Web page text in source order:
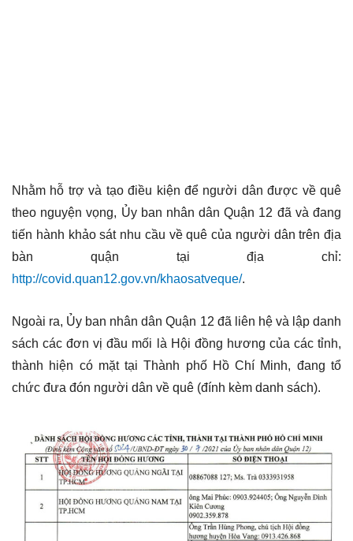
Nhằm hỗ trợ và tạo điều kiện để người dân được về quê
theo nguyện vọng, Ủy ban nhân dân Quận 12 đã và đang
tiến hành khảo sát nhu cầu về quê của người dân trên địa
bàn quận tại địa chỉ:
http://covid.quan12.gov.vn/khaosatveque/.
Ngoài ra, Ủy ban nhân dân Quận 12 đã liên hệ và lập danh
sách các đơn vị đầu mối là Hội đồng hương của các tỉnh,
thành hiện có mặt tại Thành phố Hồ Chí Minh, đang tổ
chức đưa đón người dân về quê (đính kèm danh sách).